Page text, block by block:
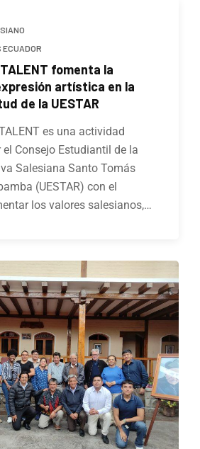
ECUADOR
TALENT fomenta la
artística en la
de la UESTAR
es una actividad
Consejo Estudiantil de la
Salesiana Santo Tomás
(UESTAR) con el
los valores salesianos,…